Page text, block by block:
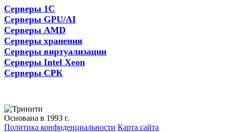
Серверы 1С
Серверы GPU/AI
Серверы AMD
Серверы хранения
Серверы виртуализации
Серверы Intel Xeon
Серверы СРК
Основана в 1993 г.
Политика конфиденциальности Карта сайта